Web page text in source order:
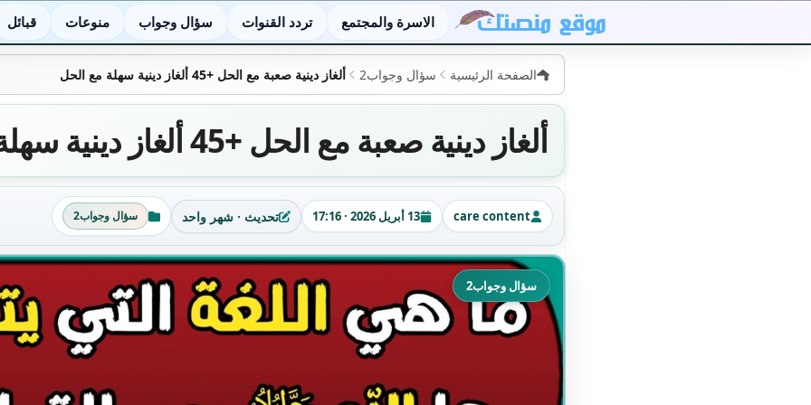
الاسرة والمجتمع تردد القنوات سؤال وجواب منوعات قبائل
الصفحة الرئيسية سؤال وجواب2 ألغاز دينية صعبة مع الحل +45 ألغاز دينية سهلة مع الحل
ألغاز دينية صعبة مع الحل +45 ألغاز دينية سهلة مع الحل
الكاتب
care content
تاريخ النشر
13 أبريل 2026 · 17:16
آخر تحديث
تحديث · شهر واحد التصنيفات
سؤال وجواب2
سؤال وجواب2